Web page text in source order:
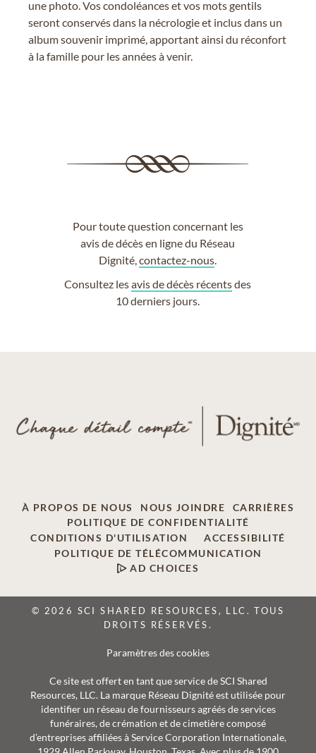
une photo. Vos condoléances et vos mots gentils
seront conservés dans la nécrologie et inclus dans un
album souvenir imprimé, apportant ainsi du réconfort
à la famille pour les années à venir.
Pour toute question concernant les
avis de décès en ligne du Réseau
Dignité,contactez-nous
Consultez lesavis de décès récentsdes
10 derniers jours.
À PROPOS DE NOUS NOUS JOINDRE
CARRIÈRES
POLITIQUE DE CONFIDENTIALITÉ
CONDITIONS D'UTILISATION
ACCESSIBILITÉ
POLITIQUE DE TÉLÉCOMMUNICATION
AD CHOICES
© 2026 SCI SHARED RESOURCES, LLC. TOUS
DROITS RÉSERVÉS.
Paramètres des cookies
Ce site est offert en tant que service de SCI Shared
Resources, LLC. La marque Réseau Dignité est utilisée pour
identifier un réseau de fournisseurs agréés de services
funéraires, de crémation et de cimetière composé
d’entreprises affiliées à Service Corporation Internationale,